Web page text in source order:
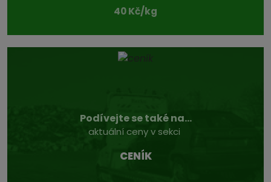
40 Kč/kg
Podívejte se také na...
aktuální ceny v sekci
CENÍK